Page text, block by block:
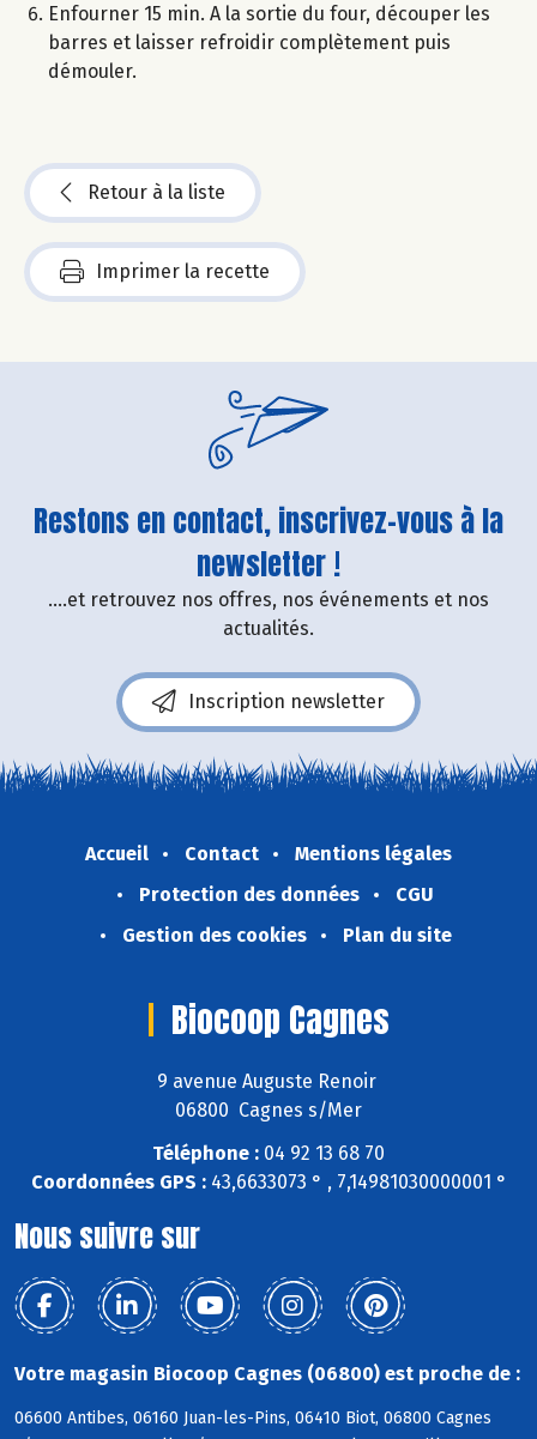
Enfourner 15 min. A la sortie du four, découper les
barres et laisser refroidir complètement puis
démouler.
Retour à la liste
Imprimer la recette
Restons en contact, inscrivez-vous à la
newsletter !
....et retrouvez nos offres, nos événements et nos
actualités.
Inscription newsletter
Accueil Contact
Mentions légales
Protection des données
CGU
Gestion des cookies
Plan du site
Biocoop Cagnes
9 avenue Auguste Renoir
06800 Cagnes s/Mer
Téléphone : 04 92 13 68 70
Coordonnées GPS :43,6633073 ° , 7,14981030000001 °
Nous suivre sur
Votre magasin Biocoop Cagnes (06800) est proche de :
06600 Antibes, 06160 Juan-les-Pins, 06410 Biot, 06800 Cagnes